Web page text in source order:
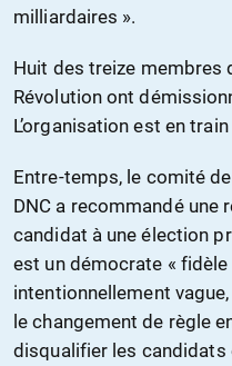
milliardaires ».
Huit des treize membres
Révolution ont
L’organisation est en
Entre-temps, le comité
DNC a recommandé une
candidat à une élection
est un démocrate «
intentionnellement
le changement de règle
disqualifier les candidats